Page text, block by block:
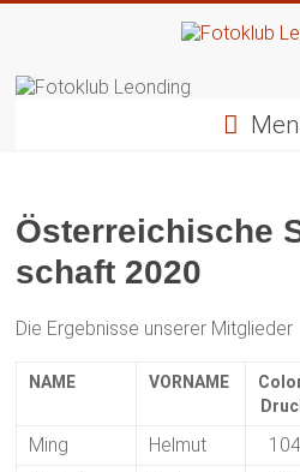
Fotoklub
Österreichische
schaft 2020
Die Ergebnisse unserer Mitglieder
NAME VORNAME
Ming Helmut 104